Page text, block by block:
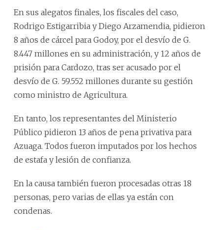
En sus alegatos finales, los fiscales del caso,
Rodrigo Estigarribia y Diego Arzamendia, pidieron
8 años de cárcel para Godoy, por el desvío de G.
8.447 millones en su administración, y 12 años de
prisión para Cardozo, tras ser acusado por el
desvío de G. 59.552 millones durante su gestión
como ministro de Agricultura.
En tanto, los representantes del Ministerio
Público pidieron 13 años de pena privativa para
Azuaga. Todos fueron imputados por los hechos
de estafa y lesión de confianza.
En la causa también fueron procesadas otras 18
personas, pero varias de ellas ya están con
condenas.